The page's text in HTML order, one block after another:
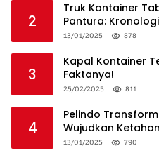
2
Truk Kontainer
Pantura:
13/01/2025 878
3
Kapal Kontainer
Faktanya!
25/02/2025 811
4
Pelindo
Wujudkan
Global
13/01/2025 790